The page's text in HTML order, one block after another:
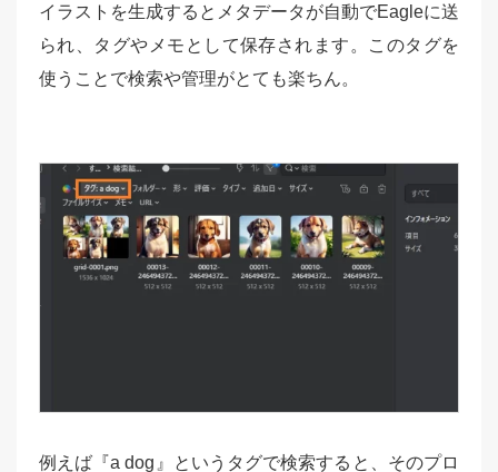
イラストを生成するとメタデータが自動でEagleに送
られ、タグやメモとして保存されます。このタグを
使うことで検索や管理がとても楽ちん。
例えば『a dog』というタグで検索すると、そのプロ